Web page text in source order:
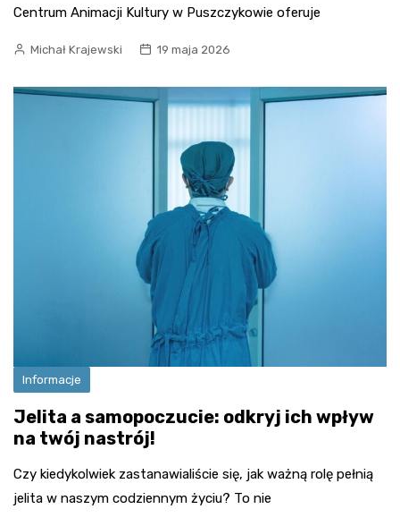
Centrum Animacji Kultury w Puszczykowie oferuje
Michał Krajewski 19 maja 2026
Informacje
Jelita a samopoczucie: odkryj ich wpływ
na twój nastrój!
Czy kiedykolwiek zastanawialiście się, jak ważną rolę pełnią
jelita w naszym codziennym życiu? To nie